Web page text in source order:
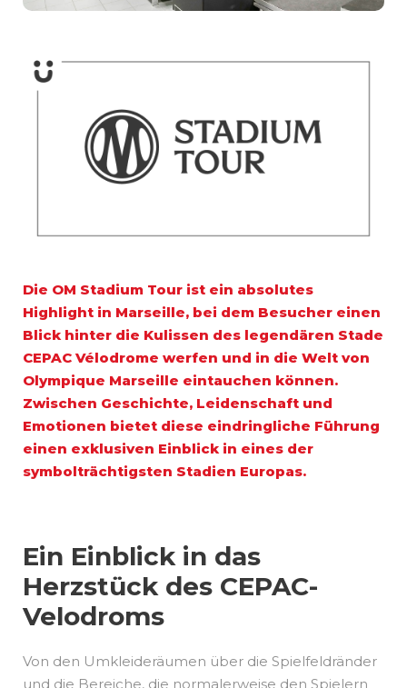
Die OM Stadium Tour ist ein absolutes
Highlight in Marseille, bei dem Besucher einen
Blick hinter die Kulissen des legendären Stade
CEPAC Vélodrome werfen und in die Welt von
Olympique Marseille eintauchen können.
Zwischen Geschichte, Leidenschaft und
Emotionen bietet diese eindringliche Führung
einen exklusiven Einblick in eines der
symbolträchtigsten Stadien Europas.
Ein Einblick in das
Herzstück des CEPAC-
Velodroms
Von den Umkleideräumen über die Spielfeldränder
und die Bereiche, die normalerweise den Spielern